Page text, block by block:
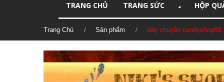
TRANG CHỦ TRANG SỨC HỘP
Trang Chủ Sản phẩm dây chuyền candyshop88